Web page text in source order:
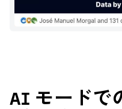
AI モードで